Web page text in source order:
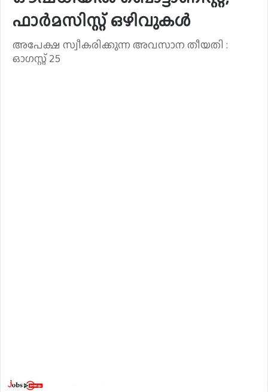
ഫാർമസിസ്റ്റ് ഒഴിവുകൾ
അപേക്ഷ സ്വീകരിക്കുന്ന അവസാന തീയതി :
ഓഗസ്റ്റ് 25